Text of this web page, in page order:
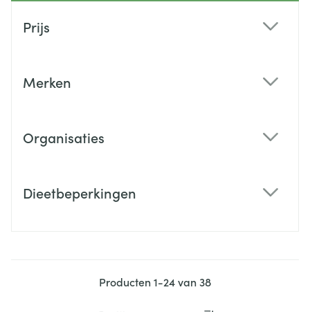
Prijs
Merken
Organisaties
Dieetbeperkingen
Producten1-24van38